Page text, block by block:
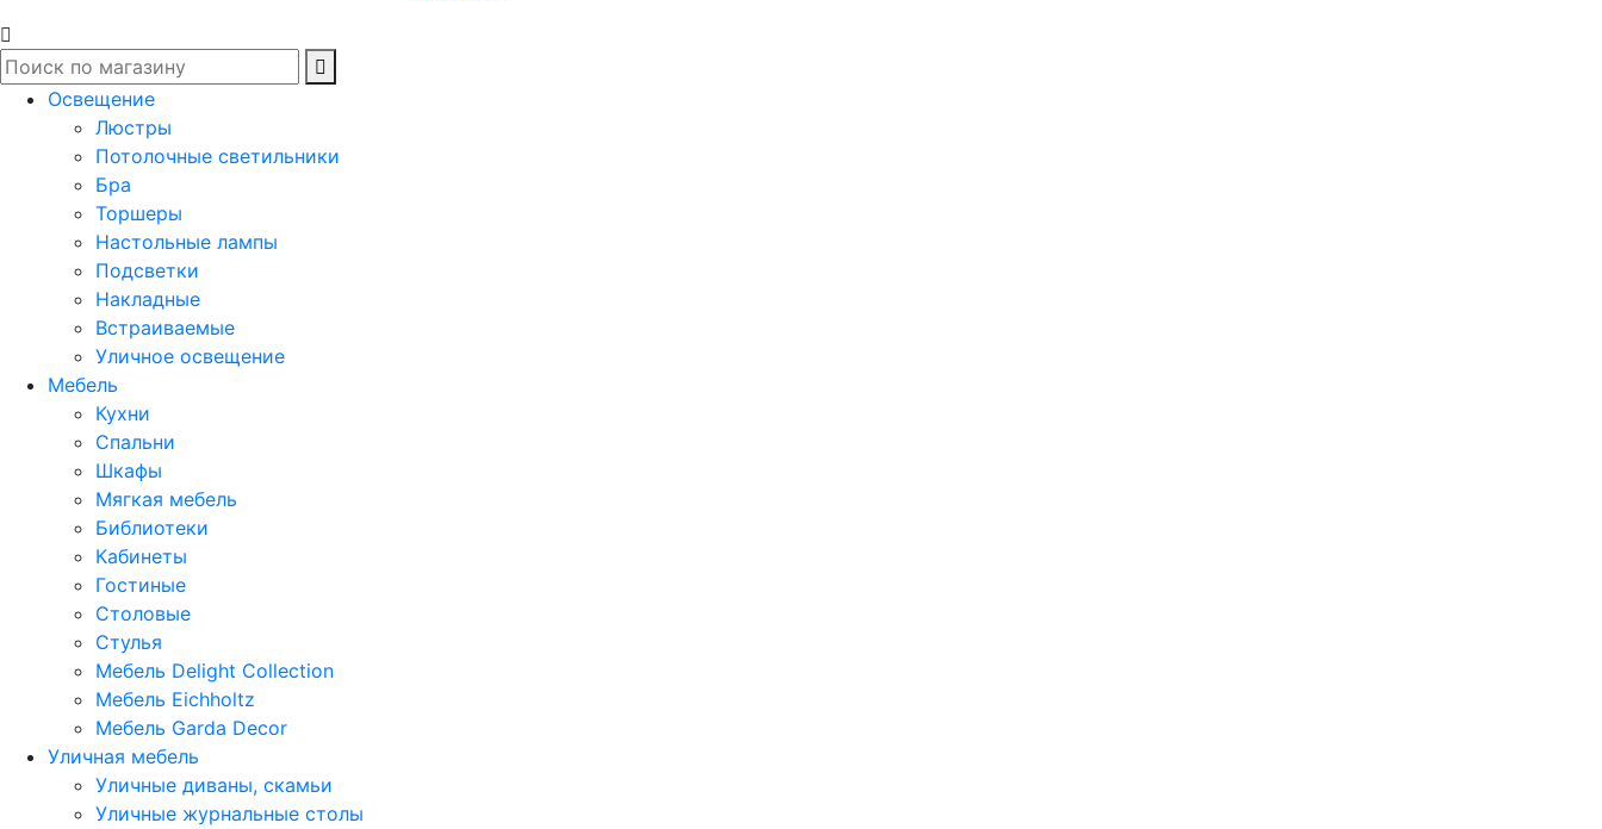
Освещение
Люстры
Потолочные светильники
Бра
Торшеры
Настольные лампы
Подсветки
Накладные
Встраиваемые
Уличное освещение
Мебель
Кухни
Спальни
Шкафы
Мягкая мебель
Библиотеки
Кабинеты
Гостиные
Столовые
Стулья
Мебель Delight Collection
Мебель Eichholtz
Мебель Garda Decor
Уличная мебель
Уличные диваны, скамьи
Уличные журнальные столы